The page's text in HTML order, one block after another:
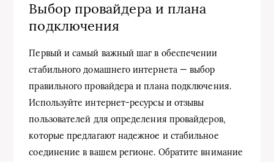
Выбор провайдера и плана
подключения
Первый и самый важный шаг в обеспечении
стабильного домашнего интернета — выбор
правильного провайдера и плана подключения.
Используйте интернет-ресурсы и отзывы
пользователей для определения провайдеров,
которые предлагают надежное и стабильное
соединение в вашем регионе. Обратите внимание